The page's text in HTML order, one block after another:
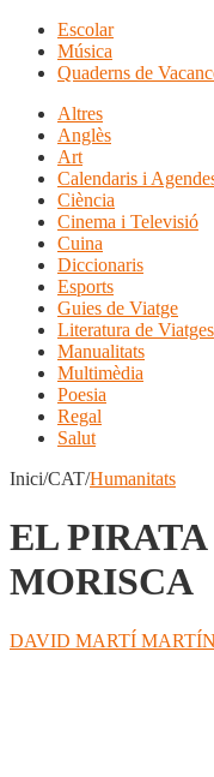
Escolar
Música
Quaderns de
Altres
Anglès
Art
Calendaris i
Ciència
Cinema i Televisió
Cuina
Diccionaris
Esports
Guies de Viatge
Literatura de Viatges
Manualitats
Multimèdia
Poesia
Regal
Salut
Inici/CAT/Humanitats
EL
MORISCA
DAVID MARTÍ